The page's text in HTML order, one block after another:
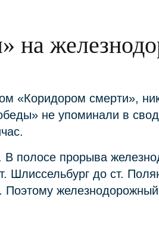
на
«Коридором смерти»,
не упоминали в
В полосе прорыва
Шлиссельбург до ст.
железнодорожный